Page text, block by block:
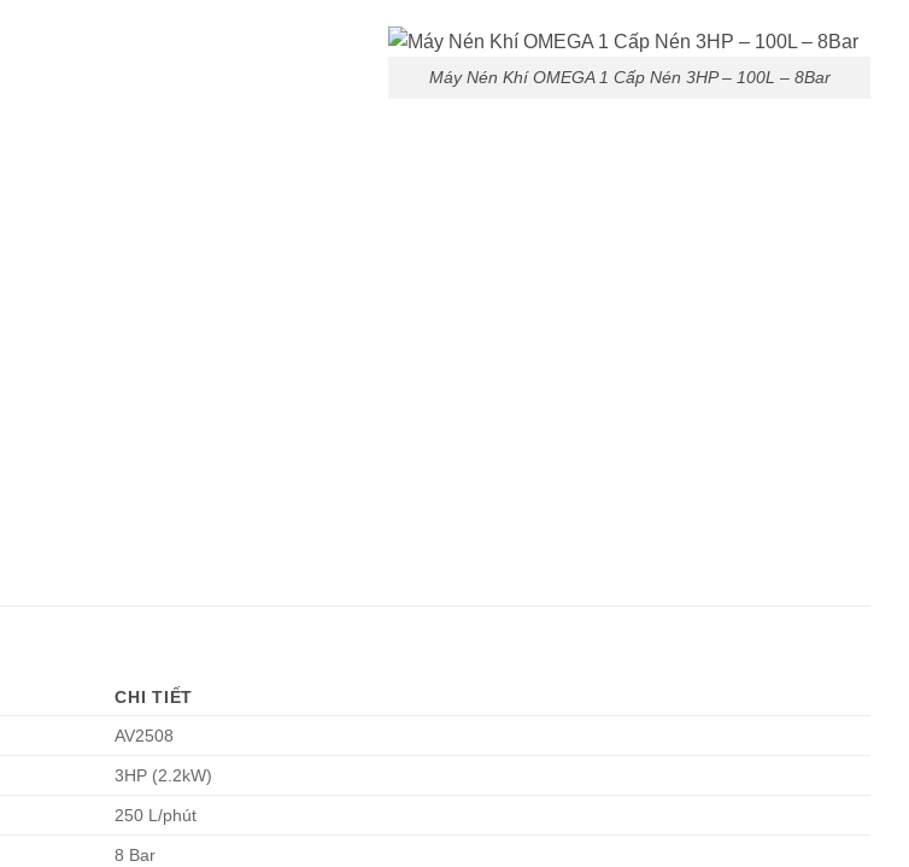
Máy Nén Khí OMEGA 1 Cấp Nén 3HP – 100L – 8Bar
CHI TIẾT
AV2508
3HP (2.2kW)
250 L/phút
8 Bar